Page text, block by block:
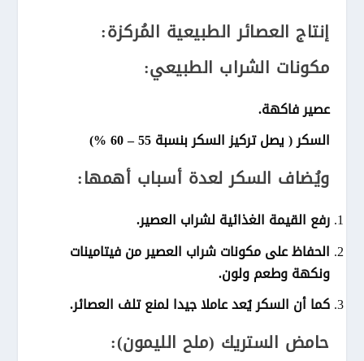
إنتاج العصائر الطبيعية المُركزة:
مكونات الشراب الطبيعي:
عصير فاكهة.
السكر ( يصل تركيز السكر بنسبة 55 – 60 %)
ويُضاف السكر لعدة أسباب أهمها:
رفع القيمة الغذائية لشراب العصير.
الحفاظ على مكونات شراب العصير من فيتامينات
ونكهة وطعم ولون.
كما أن السكر يُعد عاملا جيدا لمنع تلف العصائر.
حامض الستريك (ملح الليمون):